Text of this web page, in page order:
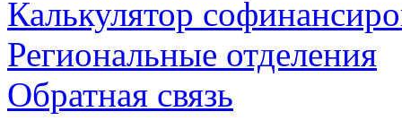
Калькулятор
Региональные отделения
Обратная связь